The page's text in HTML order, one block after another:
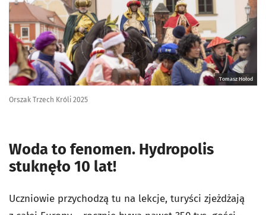
Tomasz Hołod
Orszak Trzech Króli 2025
Woda to fenomen. Hydropolis
stuknęło 10 lat!
Uczniowie przychodzą tu na lekcje, turyści zjeżdżają